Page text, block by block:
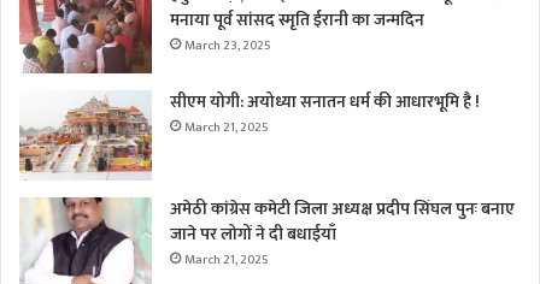
मनाया पूर्व सांसद स्मृति ईरानी का जन्मदिन
March 23, 2025
सीएम योगी: अयोध्या सनातन धर्म की आधारभूमि है !
March 21, 2025
अमेठी कांग्रेस कमेटी जिला अध्यक्ष प्रदीप सिंघल पुनः बनाए
जाने पर लोगों ने दी बधाईयाँ
March 21, 2025